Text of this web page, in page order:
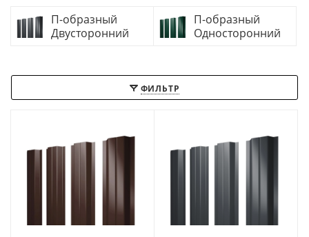
П-образный
Двусторонний
П-образный
Односторонний
ФИЛЬТР